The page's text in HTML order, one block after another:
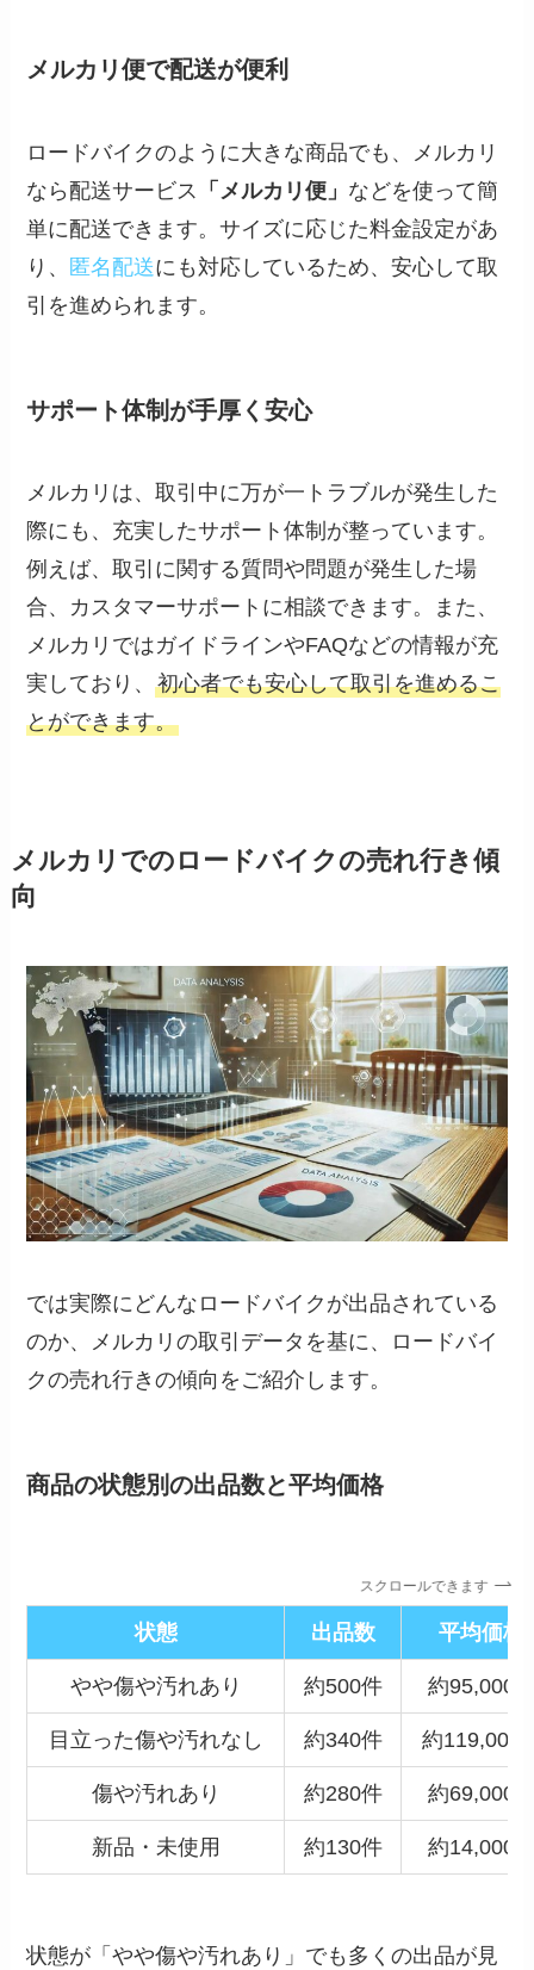
メルカリ便で配送が便利
ロードバイクのように大きな商品でも、メルカリ
なら配送サービス
「メルカリ便」 などを使って簡
単に配送できます。サイズに応じた料金設定があ
り、 匿名配送にも対応しているため、安心して取
引を進められます。
サポート体制が手厚く安心
メルカリは、取引中に万が一トラブルが発生した
際にも、充実したサポート体制が整っています。
例えば、取引に関する質問や問題が発生した場
合、カスタマーサポートに相談できます。また、
メルカリではガイドラインやFAQなどの情報が充
実しており、初心者でも安心して取引を進めるこ
とができます。
メルカリでのロードバイクの売れ行き傾
向
では実際にどんなロードバイクが出品されている
のか、メルカリの取引データを基に、ロードバイ
クの売れ行きの傾向をご紹介します。
商品の状態別の出品数と平均価格
スクロールできます
状態 出品数 平均価格
やや傷や汚れあり 約500件 約95,000
目立った傷や汚れなし 約340件 約119,000
傷や汚れあり 約280件 約69,000
新品・未使用 約130件 約14,000
状態が「やや傷や汚れあり」でも多くの出品が見